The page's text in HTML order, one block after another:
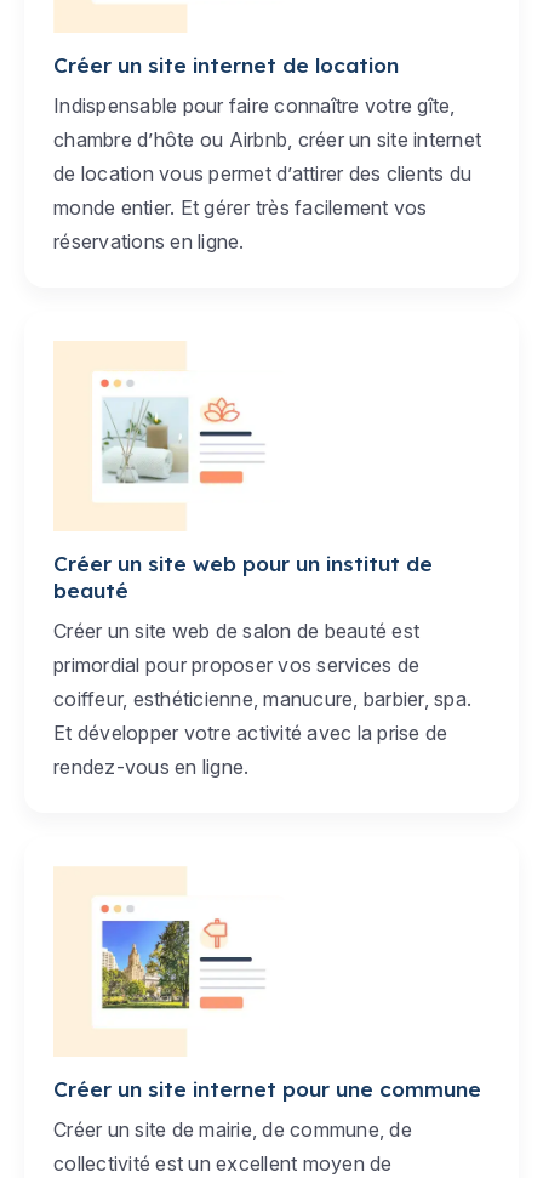
Créer un site internet de location
Indispensable pour faire connaître votre gîte,
chambre d’hôte ou Airbnb, créer un site internet
de location vous permet d’attirer des clients du
monde entier. Et gérer très facilement vos
réservations en ligne.
Créer un site web pour un institut de
beauté
Créer un site web de salon de beauté est
primordial pour proposer vos services de
coiffeur, esthéticienne, manucure, barbier, spa.
Et développer votre activité avec la prise de
rendez-vous en ligne.
Créer un site internet pour une commune
Créer un site de mairie, de commune, de
collectivité est un excellent moyen de